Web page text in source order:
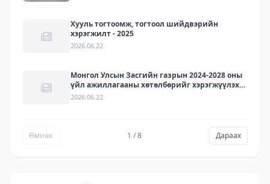
Хууль тогтоомж, тогтоол шийдвэрийн
хэрэгжилт - 2025
2026.06.22
Монгол Улсын Засгийн газрын 2024-2028 оны
үйл ажиллагааны хөтөлбөрийг хэрэгжүүлэх
арга хэмжээний төлөвлөгөөний хэрэгжилт -
2026.06.22
Өмнөх 1 / 8 Дараах